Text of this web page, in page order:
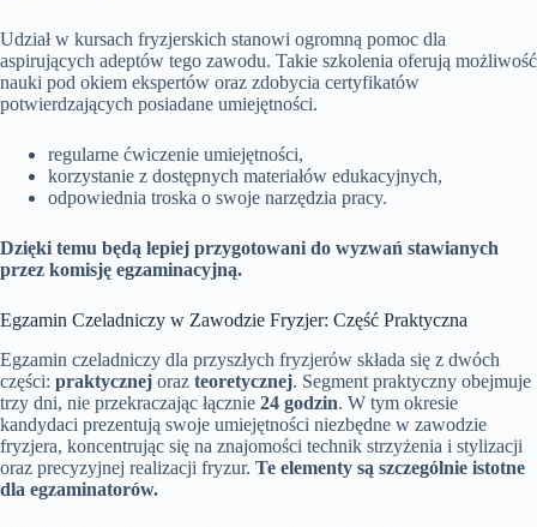
Udział w kursach fryzjerskich stanowi ogromną pomoc dla
aspirujących adeptów tego zawodu. Takie szkolenia oferują możliwość
nauki pod okiem ekspertów oraz zdobycia certyfikatów
potwierdzających posiadane umiejętności.
regularne ćwiczenie umiejętności,
korzystanie z dostępnych materiałów edukacyjnych,
odpowiednia troska o swoje narzędzia pracy.
Dzięki temu będą lepiej przygotowani do wyzwań stawianych
przez komisję egzaminacyjną.
Egzamin Czeladniczy w Zawodzie Fryzjer: Część Praktyczna
Egzamin czeladniczy dla przyszłych fryzjerów składa się z dwóch
części: praktycznej oraz teoretycznej. Segment praktyczny obejmuje
trzy dni, nie przekraczając łącznie 24 godzin. W tym okresie
kandydaci prezentują swoje umiejętności niezbędne w zawodzie
fryzjera, koncentrując się na znajomości technik strzyżenia i stylizacji
oraz precyzyjnej realizacji fryzur. Te elementy są szczególnie istotne
dla egzaminatorów.